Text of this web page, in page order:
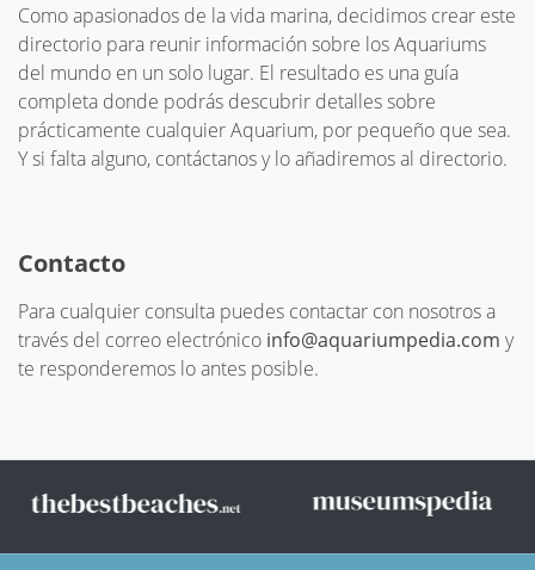
Como apasionados de la vida marina, decidimos crear este
directorio para reunir información sobre los Aquariums
del mundo en un solo lugar. El resultado es una guía
completa donde podrás descubrir detalles sobre
prácticamente cualquier Aquarium, por pequeño que sea.
Y si falta alguno, contáctanos y lo añadiremos al directorio.
Contacto
Para cualquier consulta puedes contactar con nosotros a
través del correo electrónico info@aquariumpedia.com y
te responderemos lo antes posible.